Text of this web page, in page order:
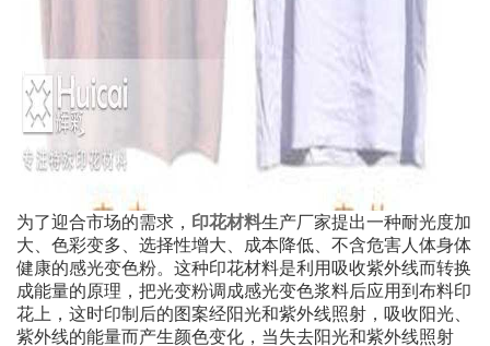
为了迎合市场的需求， 印花材料生产厂家提出一种耐光度加
大、色彩变多、选择性增大、成本降低、不含危害人体身体
健康的感光变色粉。这种印花材料是利用吸收紫外线而转换
成能量的原理，把光变粉调成感光变色浆料后应用到布料印
花上，这时印制后的图案经阳光和紫外线照射，吸收阳光、
紫外线的能量而产生颜色变化，当失去阳光和紫外线照射